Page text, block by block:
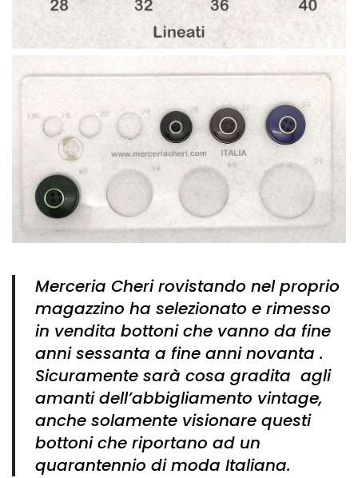
Merceria Cheri rovistando nel proprio
magazzino ha selezionato e rimesso
in vendita bottoni che vanno da fine
anni sessanta a fine anni novanta .
Sicuramente sarà cosa gradita agli
amanti dell’abbigliamento vintage,
anche solamente visionare questi
bottoni che riportano ad un
quarantennio di moda Italiana.